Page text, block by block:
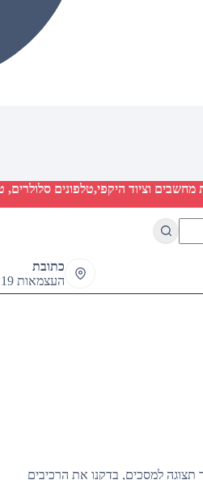
וציוד היקפי,טלפונים סלולרים,
כתובת
העצמאות 19 ראש העין
למסכים, בדקנו את הרכיבים